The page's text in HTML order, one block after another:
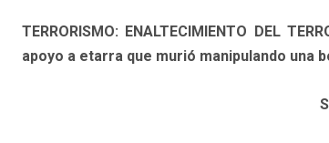
TERRORISMO: ENALTECIMIENTO DEL
apoyo a etarra que murió manipulando una